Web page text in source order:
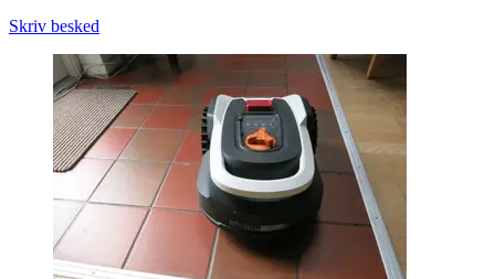
Skriv besked